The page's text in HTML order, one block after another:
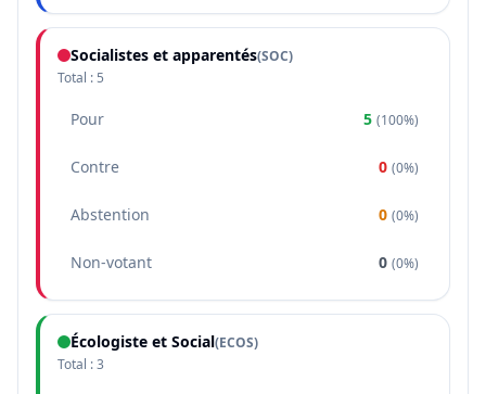
Socialistes et apparentés(SOC)
Total : 5
Pour 5 (100%)
Contre 0 (0%)
Abstention 0 (0%)
Non-votant 0 (0%)
Écologiste et Social(ECOS)
Total :3